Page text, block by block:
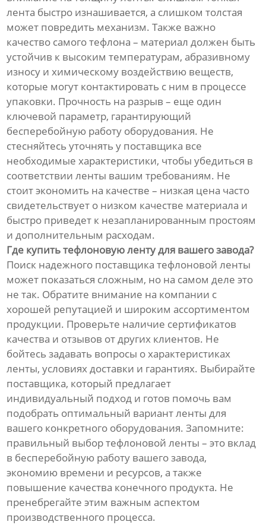
лента быстро изнашивается, а слишком толстая
может повредить механизм. Также важно
качество самого тефлона – материал должен быть
устойчив к высоким температурам, абразивному
износу и химическому воздействию веществ,
которые могут контактировать с ним в процессе
упаковки. Прочность на разрыв – еще один
ключевой параметр, гарантирующий
бесперебойную работу оборудования. Не
стесняйтесь уточнять у поставщика все
необходимые характеристики, чтобы убедиться в
соответствии ленты вашим требованиям. Не
стоит экономить на качестве – низкая цена часто
свидетельствует о низком качестве материала и
быстро приведет к незапланированным простоям
и дополнительным расходам.
Где купить тефлоновую ленту для вашего завода?
Поиск надежного поставщика тефлоновой ленты
может показаться сложным, но на самом деле это
не так. Обратите внимание на компании с
хорошей репутацией и широким ассортиментом
продукции. Проверьте наличие сертификатов
качества и отзывов от других клиентов. Не
бойтесь задавать вопросы о характеристиках
ленты, условиях доставки и гарантиях. Выбирайте
поставщика, который предлагает
индивидуальный подход и готов помочь вам
подобрать оптимальный вариант ленты для
вашего конкретного оборудования. Запомните:
правильный выбор тефлоновой ленты – это вклад
в бесперебойную работу вашего завода,
экономию времени и ресурсов, а также
повышение качества конечного продукта. Не
пренебрегайте этим важным аспектом
производственного процесса.